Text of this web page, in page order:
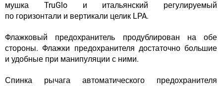
мушка TruGlo и итальянский регулируемый
по горизонтали и вертикали целик LPA.
Флажковый предохранитель продублирован на обе
стороны. Флажки предохранителя достаточно большие
и удобные при манипуляции с ними.
Спинка рычага автоматического предохранителя